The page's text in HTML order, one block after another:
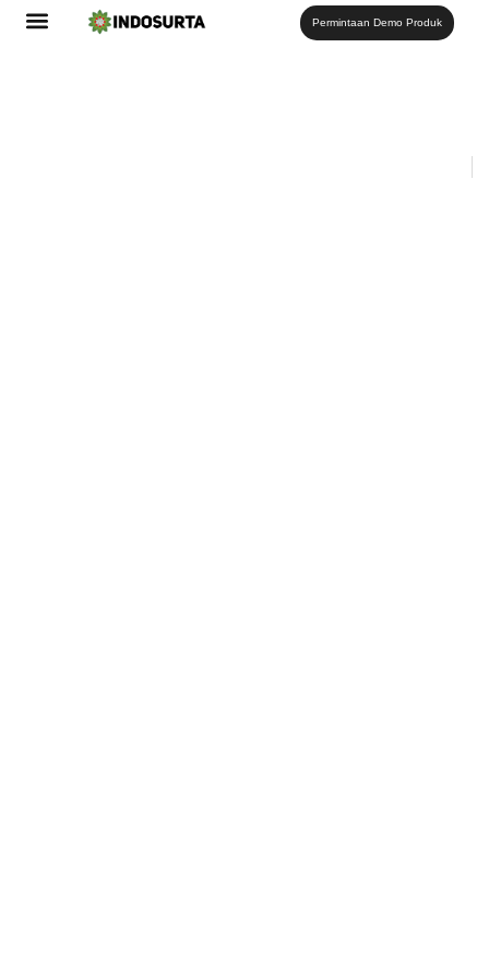
Permintaan Demo Produk